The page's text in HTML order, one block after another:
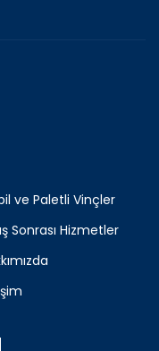
ve Paletli Vinçler
Sonrası Hizmetler